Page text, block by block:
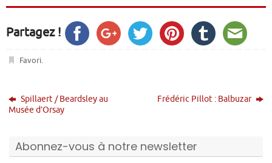
Partagez !
Favori.
Spillaert / Beardsley au
Musée d’Orsay
Frédéric Pillot : Balbuzar
Abonnez-vous à notre newsletter